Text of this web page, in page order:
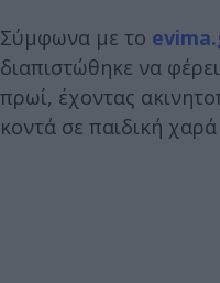
Σύμφωνα με το
διαπιστώθηκε να
πρωί, έχοντας
κοντά σε παιδική